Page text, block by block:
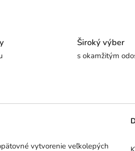
Široký výber
s okamžitým
vytvorenie veľkolepých